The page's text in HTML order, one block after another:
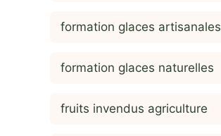
formation glaces artisanales
formation glaces naturelles
fruits invendus agriculture